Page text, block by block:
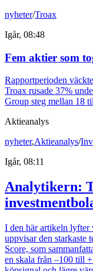
nyheter/Troax
Igår, 08:48
Fem aktier som
Rapportperioden
Troax rusade 37%
Group steg mellan 18
Aktieanalys
nyheter,Aktieanalys/
Igår, 08:11
Analytikern:
I den här artikeln lyfter
uppvisar den starkaste
Score, som
en skala från –100 till